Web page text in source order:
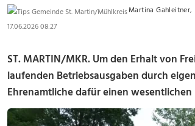
Martina Gahleitner,
17.06.2026 08:27
ST. MARTIN/MKR. Um den Erhalt von
laufenden Betriebsausgaben durch
Ehrenamtliche dafür einen wesentlichen